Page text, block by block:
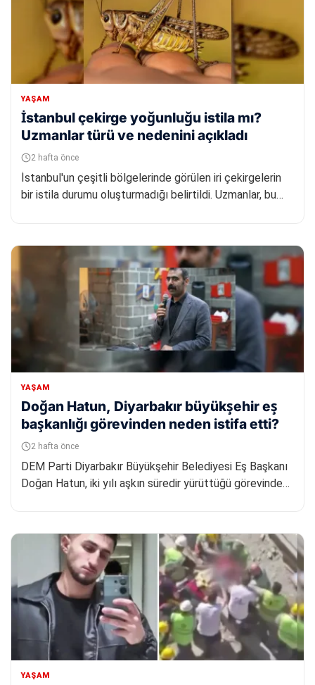
YAŞAM
İstanbul çekirge yoğunluğu istila mı?
Uzmanlar türü ve nedenini açıkladı
2 hafta önce
İstanbul'un çeşitli bölgelerinde görülen iri çekirgelerin
bir istila durumu oluşturmadığı belirtildi. Uzmanlar, bu
YAŞAM
Doğan Hatun, Diyarbakır büyükşehir eş
başkanlığı görevinden neden istifa etti?
2 hafta önce
DEM Parti Diyarbakır Büyükşehir Belediyesi Eş Başkanı
Doğan Hatun, iki yılı aşkın süredir yürüttüğü görevinden
YAŞAM